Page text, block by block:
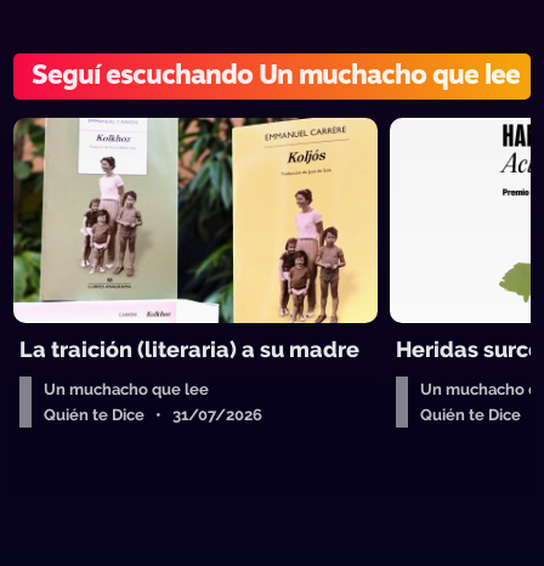
Seguí escuchando Un muchacho que lee
La traición (literaria) a su madre
Un muchacho que lee
Quién te Dice • 31/07/2026
Heridas
Un muchacho
Quién te Dice